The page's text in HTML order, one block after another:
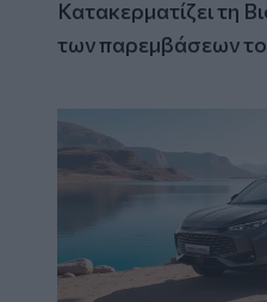
Κατακερματίζει τη
των παρεμβάσεων